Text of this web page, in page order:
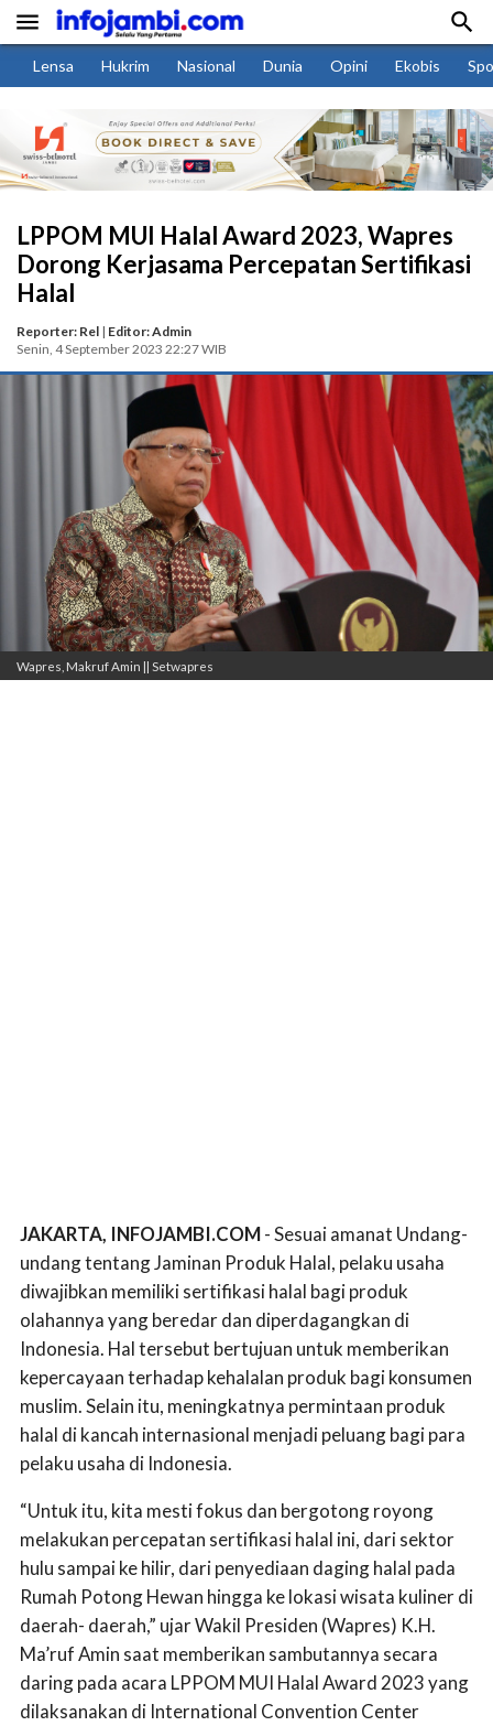
 
Lensa Hukrim Nasional Dunia Opini Ekobis
LPPOM MUI Halal Award 2023, Wapres
Dorong Kerjasama Percepatan Sertifikasi
Halal
Reporter: Rel | Editor: Admin
Senin, 4 September 2023 22:27 WIB
Wapres, Makruf Amin || Setwapres
JAKARTA, INFOJAMBI.COM- Sesuai amanat Undang-
undang tentang Jaminan Produk Halal, pelaku usaha
diwajibkan memiliki sertifikasi halal bagi produk
olahannya yang beredar dan diperdagangkan di
Indonesia. Hal tersebut bertujuan untuk memberikan
kepercayaan terhadap kehalalan produk bagi konsumen
muslim. Selain itu, meningkatnya permintaan produk
halal di kancah internasional menjadi peluang bagi para
pelaku usaha di Indonesia.
“Untuk itu, kita mesti fokus dan bergotong royong
melakukan percepatan sertifikasi halal ini, dari sektor
hulu sampai ke hilir, dari penyediaan daging halal pada
Rumah Potong Hewan hingga ke lokasi wisata kuliner di
daerah- daerah,” ujar Wakil Presiden (Wapres) K.H.
Ma’ruf Amin saat memberikan sambutannya secara
daring pada acara LPPOM MUI Halal Award 2023 yang
dilaksanakan di International Convention Center